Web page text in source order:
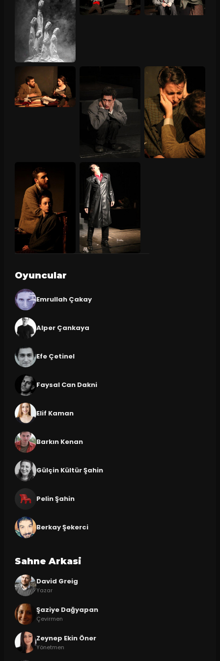
Oyuncular
Emrullah Çakay
Alper Çankaya
Efe Çetinel
Faysal Can Dakni
Elif Kaman
Barkın Kenan
Gülçin Kültür Şahin
Pelin Şahin
Berkay Şekerci
Sahne Arkasi
David Greig
Yazar
Şaziye Dağyapan
Çevirmen
Zeynep Ekin Öner
Yönetmen